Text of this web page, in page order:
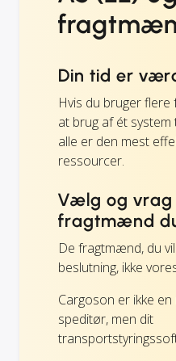
Din tid er
Hvis du bruger
at brug af ét
alle er den mest
ressourcer.
Vælg og vrag
fragtmænd
De fragtmænd, du
beslutning, ikke
Cargoson er ikke
speditør, men dit